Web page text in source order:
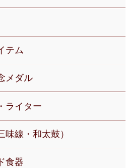
テム
メダル
ライター
味線・和太鼓）
食器